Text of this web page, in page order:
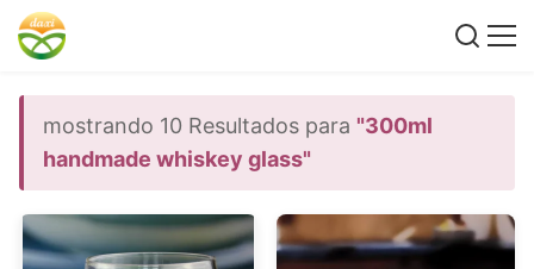
mostrando 10 Resultados para "300ml
handmade whiskey glass"